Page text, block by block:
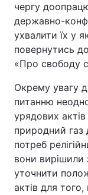
Цікавинки
Відео з Youtube
Інтерв'ю
Архів
Контакти
ПОСЛУГИ
чергу
державно-
ухвалити їх у
повернутись
«Про свободу
Окрему увагу
питанню
урядових
природний газ
потреб
вони вирішили
уточнити
актів для